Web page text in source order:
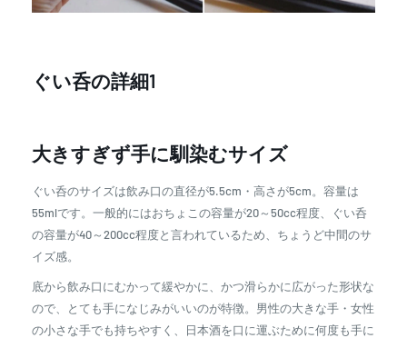
ぐい呑の詳細1
大きすぎず手に馴染むサイズ
ぐい呑のサイズは飲み口の直径が5.5cm・高さが5cm。容量は
55mlです。一般的にはおちょこの容量が20～50cc程度、ぐい呑
の容量が40～200cc程度と言われているため、ちょうど中間のサ
イズ感。
底から飲み口にむかって緩やかに、かつ滑らかに広がった形状な
ので、とても手になじみがいいのが特徴。男性の大きな手・女性
の小さな手でも持ちやすく、日本酒を口に運ぶために何度も手に